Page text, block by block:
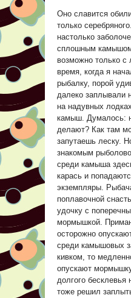
Оно славится
только
настолько
сплошным
возможно только с
время, когда я
рыбалку, порой
далеко заплывали
на надувных
камыш. Думалось:
делают? Как там
запутаешь леску.
знакомым
среди камыша
карась и
экземпляры.
поплавочной
удочку с
мормышкой.
осторожно
среди камышовых
кивком, то
опускают
долгого бесклевья
тоже решил